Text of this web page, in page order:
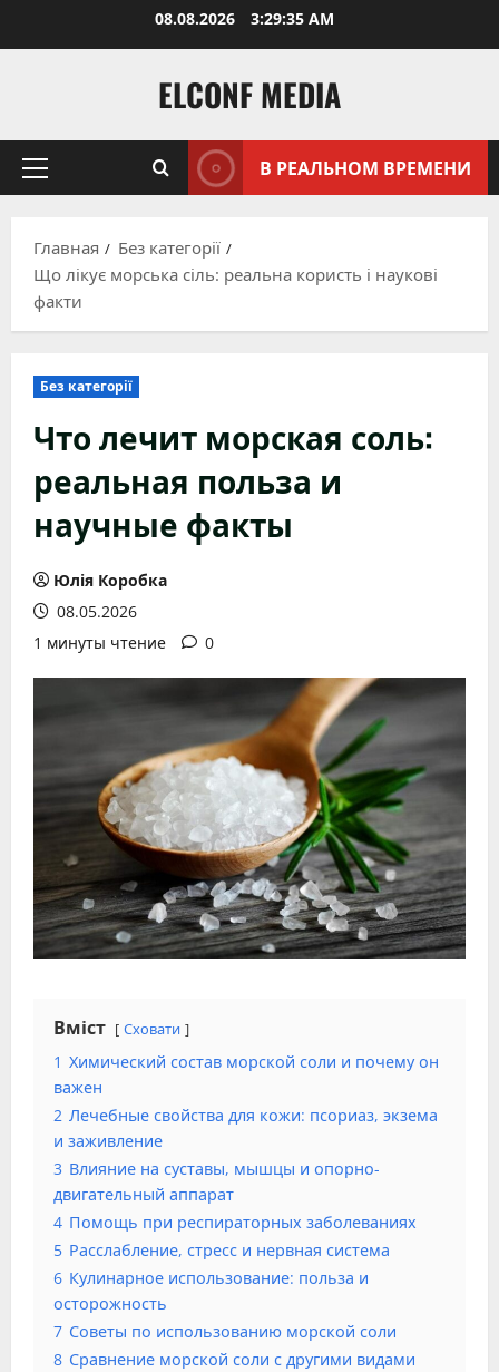
08.08.2026 3:29:36 AM
ELCONF MEDIA
Основное
В РЕАЛЬНОМ ВРЕМЕНИ
Главная
Без категорії
Що лікує морська сіль: реальна користь і наукові
факти
Без категорії
Что лечит морская соль:
реальная польза и
научные факты
Юлія Коробка
08.05.2026
1 минуты чтение
0
Вміст Сховати
1 Химический состав морской соли и почему он
важен
2 Лечебные свойства для кожи: псориаз, экзема
и заживление
3 Влияние на суставы, мышцы и опорно-
двигательный аппарат
4 Помощь при респираторных заболеваниях
5 Расслабление, стресс и нервная система
6 Кулинарное использование: польза и
осторожность
7 Советы по использованию морской соли
8 Сравнение морской соли с другими видами